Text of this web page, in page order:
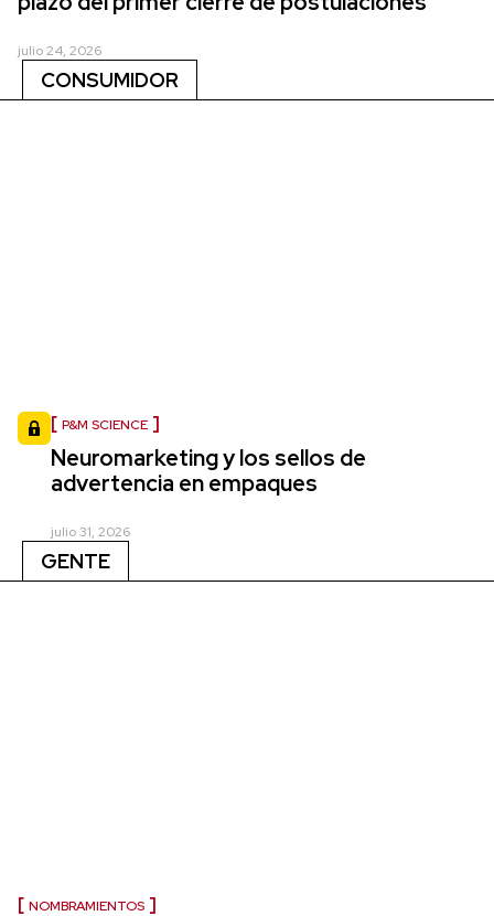
julio 24, 2026
CONSUMIDOR
P&M SCIENCE
Neuromarketing y los sellos de
advertencia en empaques
julio 31, 2026
GENTE
NOMBRAMIENTOS